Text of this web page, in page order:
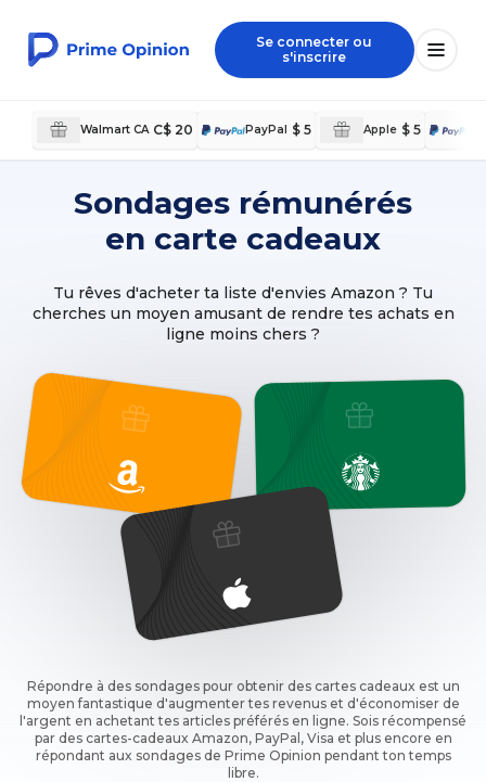
Se connecter ou
s'inscrire
Walmart CA C$ 20 PayPal $ 5 Apple $ 5
Sondages rémunérés
en carte cadeaux
Tu rêves d'acheter ta liste d'envies Amazon ? Tu
cherches un moyen amusant de rendre tes achats en
ligne moins chers ?
Répondre à des sondages pour obtenir des cartes cadeaux est un
moyen fantastique d'augmenter tes revenus et d'économiser de
l'argent en achetant tes articles préférés en ligne. Sois récompensé
par des cartes-cadeaux Amazon, PayPal, Visa et plus encore en
répondant aux sondages de Prime Opinion pendant ton temps
libre.